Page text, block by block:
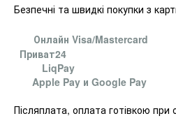
Безпечні та швидкі покупки з
Онлайн Visa/Mastercard
Приват24
LiqPay
Apple Pay и Google Pay
Післяплата, оплата готівкою при